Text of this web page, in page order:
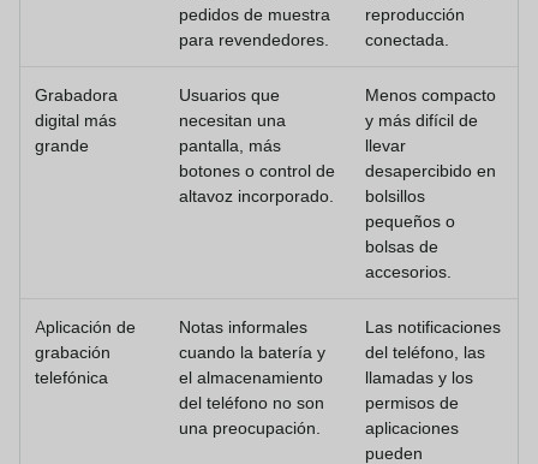
pedidos de muestra
para revendedores.
reproducción
conectada.
Grabadora
digital más
grande
Usuarios que
necesitan una
pantalla, más
botones o control de
altavoz incorporado.
Menos compacto
y más difícil de
llevar
desapercibido en
bolsillos
pequeños o
bolsas de
accesorios.
Aplicación de
grabación
telefónica
Notas informales
cuando la batería y
el almacenamiento
del teléfono no son
una preocupación.
Las notificaciones
del teléfono, las
llamadas y los
permisos de
aplicaciones
pueden